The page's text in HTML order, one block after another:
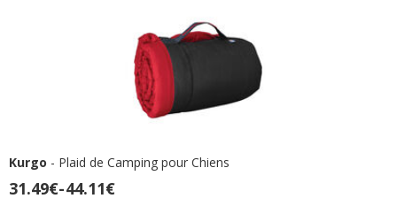
Kurgo - Plaid de Camping pour Chiens
Prix
31.49€-44.11€